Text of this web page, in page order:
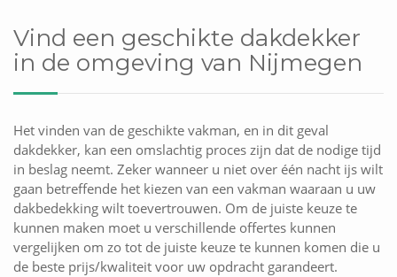
Vind een geschikte dakdekker
in de omgeving van Nijmegen
Het vinden van de geschikte vakman, en in dit geval
dakdekker, kan een omslachtig proces zijn dat de nodige tijd
in beslag neemt. Zeker wanneer u niet over één nacht ijs wilt
gaan betreffende het kiezen van een vakman waaraan u uw
dakbedekking wilt toevertrouwen. Om de juiste keuze te
kunnen maken moet u verschillende offertes kunnen
vergelijken om zo tot de juiste keuze te kunnen komen die u
de beste prijs/kwaliteit voor uw opdracht garandeert.